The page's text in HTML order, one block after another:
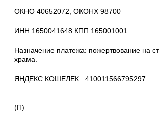
ОКНО 40652072, ОКОНХ 98700
ИНН 1650041648 КПП 165001001
Назначение платежа: пожертвование на
храма.
ЯНДЕКС КОШЕЛЕК: 410011566795297
(П)